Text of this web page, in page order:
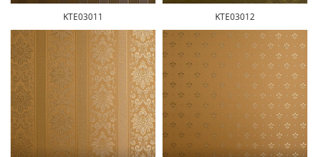
KTE03011 KTE03012